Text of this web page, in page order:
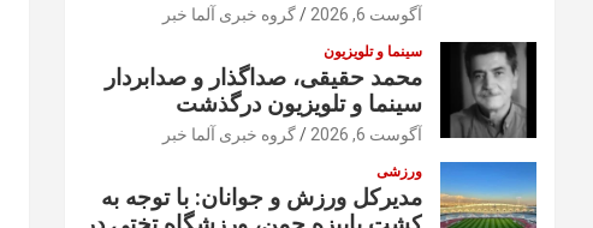
آگوست 6, 2026 گروه خبری آلما خبر
سینما و تلویزیون
محمد حقیقی، صداگذار و صدابردار
سینما و تلویزیون درگذشت
آگوست 6, 2026 گروه خبری آلما خبر
ورزشی
مدیرکل ورزش و جوانان: با توجه به